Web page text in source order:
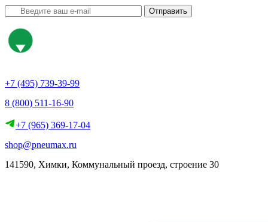
Отправить
+7 (495) 739-39-99
8 (800) 511-16-90
+7 (965) 369-17-04
shop@pneumax.ru
141590, Химки, Коммунальный проезд, строение 30